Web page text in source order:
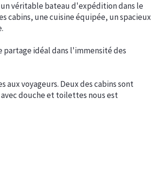
véritable bateau d'expédition dans le
cabins, une cuisine équipée, un spacieux
idéal dans l'immensité des
aux voyageurs. Deux des cabins sont
douche et toilettes nous est